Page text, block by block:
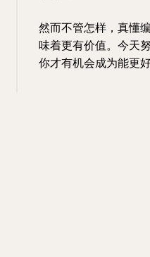
然而不管怎样，真懂
味着更有价值。今天
你才有机会成为能更